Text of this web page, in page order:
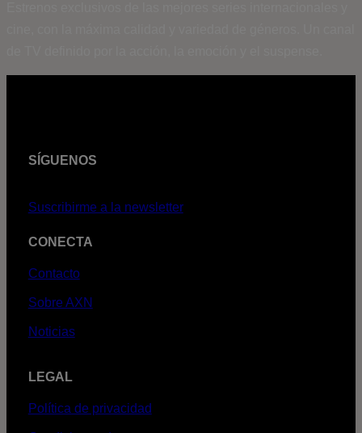
SÍGUENOS
Suscribirme a la newsletter
CONECTA
Contacto
Sobre AXN
Noticias
LEGAL
Política de privacidad